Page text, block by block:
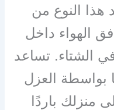
النوع من
الهواء داخل
في الشتاء. تساعد
بواسطة العزل
منزلك باردًا